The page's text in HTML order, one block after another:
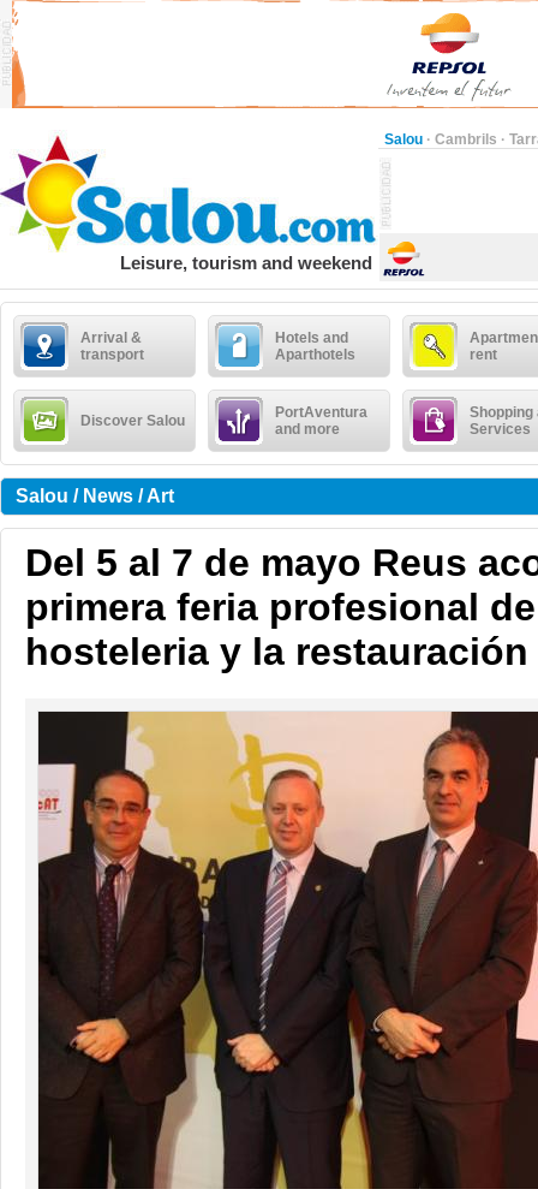
Salou · Cambrils ·
Leisure, tourism and weekend
Arrival &
transport
Hotels and
Aparthotels
rent
Discover Salou
PortAventura
and more
Shopping
Services
Salou / News / Art
Del 5 al 7 de mayo Reus
primera feria profesional
hosteleria y la restauración